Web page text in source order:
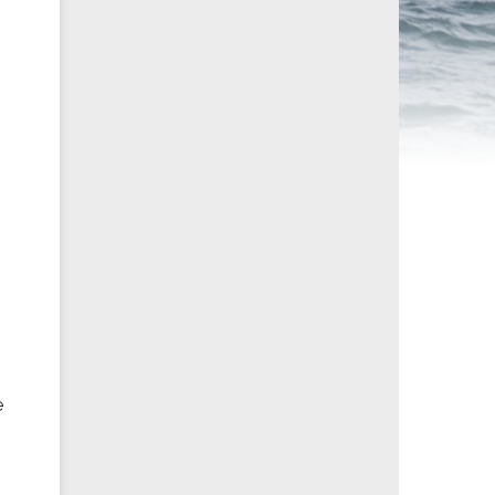
sportives